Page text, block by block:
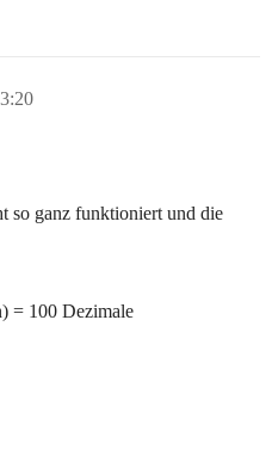
so ganz funktioniert und die
= 100 Dezimale